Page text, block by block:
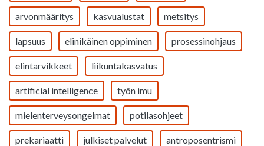
arvonmääritys kasvualustat metsitys
lapsuus elinikäinen oppiminen prosessinohjaus
elintarvikkeet liikuntakasvatus
artificial intelligence työn imu
mielenterveysongelmat potilasohjeet
prekariaatti julkiset palvelut antroposentrismi